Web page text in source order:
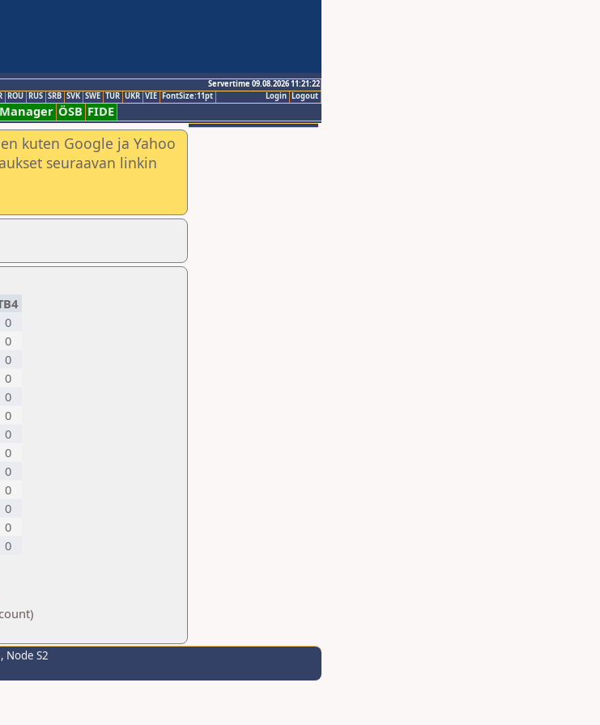
Servertime 09.08.2026 11:21:22
Logout
Login
ROU RUS SRB SVK SWE TUR UKR VIE FontSize:11pt
ÖSB FIDE
kuten Google ja Yahoo
seuraavan linkin
0
0
0
0
0
0
0
0
0
0
0
0
0
Node S2